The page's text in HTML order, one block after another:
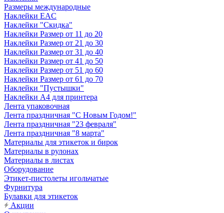
Размеры международные
Наклейки EAC
Наклейки "Скидка"
Наклейки Размер от 11 до 20
Наклейки Размер от 21 до 30
Наклейки Размер от 31 до 40
Наклейки Размер от 41 до 50
Наклейки Размер от 51 до 60
Наклейки Размер от 61 до 70
Наклейки "Пустышки"
Наклейки А4 для принтера
Лента упаковочная
Лента праздничная "С Новым Годом!"
Лента праздничная "23 февраля"
Лента праздничная "8 марта"
Материалы для этикеток и бирок
Материалы в рулонах
Материалы в листах
Оборудование
Этикет-пистолеты игольчатые
Фурнитура
Булавки для этикеток
Акции